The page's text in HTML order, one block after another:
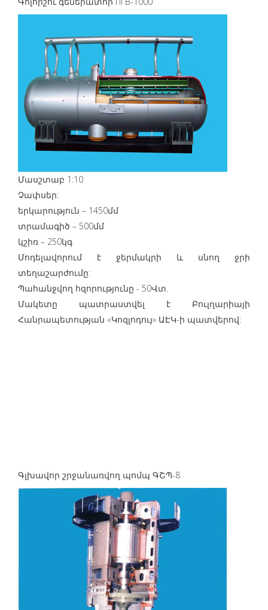
Մասշտաբ 1:10
Չափսեր:
երկարություն – 1450մմ
տրամագիծ – 500մմ
կշիռ – 250կգ
Մոդելավորում է ջերմակրի և սնող ջրի
տեղաշարժումը:
Պահանջվող հզորությունը - 50Վտ.
Մակետը պատրաստվել է Բուլղարիայի
Հանրապետության «Կոզլոդույ» ԱԷԿ-ի պատվերով:
Գլխավոր շրջանառվող պոմպ ԳՇՊ-8